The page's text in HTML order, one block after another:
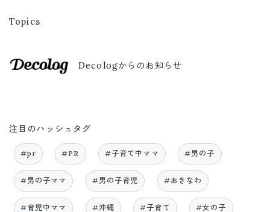
Topics
Decologからのお知らせ
注目のハッシュタグ
#pr #PR #子育て中ママ #男の子
#男の子ママ #男の子育児 #おきなわ
#育児中ママ #沖縄 #子育て #女の子